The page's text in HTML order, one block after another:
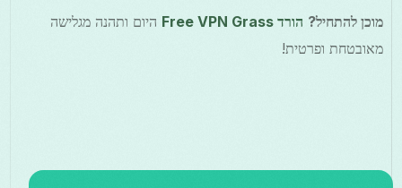
מוכן להתחיל? הורד Free VPN Grass
היום ותהנה מגלישה
מאובטחת ופרטית!